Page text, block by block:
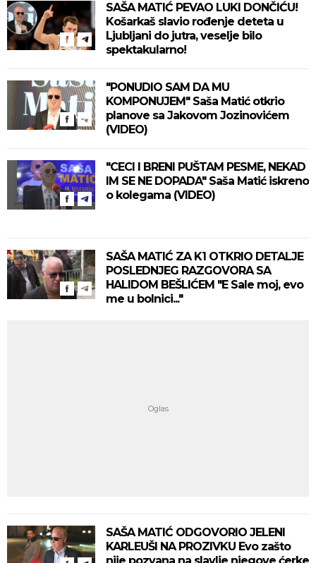
SAŠA MATIĆ PEVAO LUKI DONČIĆU!
Košarkaš slavio rođenje deteta u
Ljubljani do jutra, veselje bilo
spektakularno!
"PONUDIO SAM DA MU
KOMPONUJEM" Saša Matić otkrio
planove sa Jakovom Jozinovićem
(VIDEO)
"CECI I BRENI PUŠTAM PESME, NEKAD
IM SE NE DOPADA" Saša Matić iskreno
o kolegama (VIDEO)
SAŠA MATIĆ ZA K1 OTKRIO DETALJE
POSLEDNJEG RAZGOVORA SA
HALIDOM BEŠLIĆEM "E Sale moj, evo
me u bolnici..."
SAŠA MATIĆ ODGOVORIO JELENI
KARLEUŠI NA PROZIVKU Evo zašto